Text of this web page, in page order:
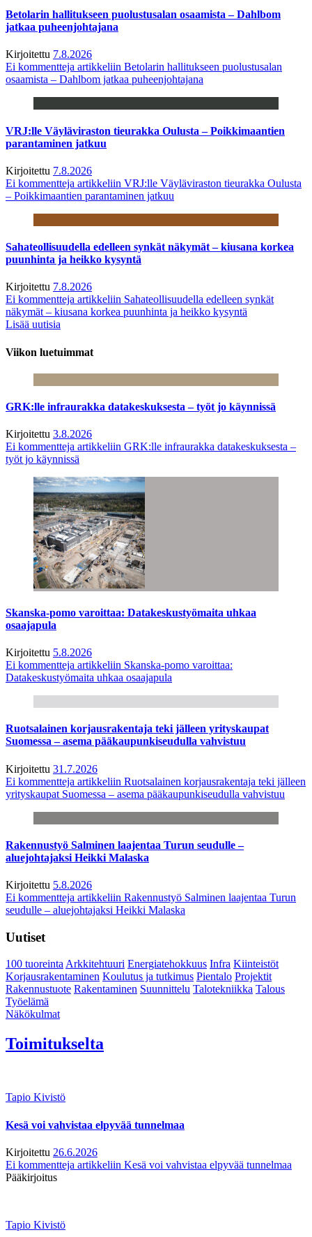
Betolarin hallitukseen puolustusalan osaamista – Dahlbom
jatkaa puheenjohtajana
Kirjoitettu 7.8.2026
Ei kommentteja artikkeliin Betolarin hallitukseen puolustusalan
osaamista – Dahlbom jatkaa puheenjohtajana
VRJ:lle Väyläviraston tieurakka Oulusta – Poikkimaantien
parantaminen jatkuu
Kirjoitettu 7.8.2026
Ei kommentteja artikkeliin VRJ:lle Väyläviraston tieurakka Oulusta
– Poikkimaantien parantaminen jatkuu
Sahateollisuudella edelleen synkät näkymät – kiusana korkea
puunhinta ja heikko kysyntä
Kirjoitettu 7.8.2026
Ei kommentteja artikkeliin Sahateollisuudella edelleen synkät
näkymät – kiusana korkea puunhinta ja heikko kysyntä
Lisää uutisia
Viikon luetuimmat
GRK:lle infraurakka datakeskuksesta – työt jo käynnissä
Kirjoitettu 3.8.2026
Ei kommentteja artikkeliin GRK:lle infraurakka datakeskuksesta –
työt jo käynnissä
Skanska-pomo varoittaa: Datakeskustyömaita uhkaa
osaajapula
Kirjoitettu 5.8.2026
Ei kommentteja artikkeliin Skanska-pomo varoittaa:
Datakeskustyömaita uhkaa osaajapula
Ruotsalainen korjausrakentaja teki jälleen yrityskaupat
Suomessa – asema pääkaupunkiseudulla vahvistuu
Kirjoitettu 31.7.2026
Ei kommentteja artikkeliin Ruotsalainen korjausrakentaja teki jälleen
yrityskaupat Suomessa – asema pääkaupunkiseudulla vahvistuu
Rakennustyö Salminen laajentaa Turun seudulle –
aluejohtajaksi Heikki Malaska
Kirjoitettu 5.8.2026
Ei kommentteja artikkeliin Rakennustyö Salminen laajentaa Turun
seudulle – aluejohtajaksi Heikki Malaska
Uutiset
100 tuoreintaArkkitehtuuri Energiatehokkuus Infra Kiinteistöt
Korjausrakentaminen Koulutus ja tutkimus Pientalo Projektit
Rakennustuote Rakentaminen Suunnittelu Talotekniikka Talous
Työelämä
Näkökulmat
Toimitukselta
Tapio Kivistö
Kesä voi vahvistaa elpyvää tunnelmaa
Kirjoitettu 26.6.2026
Ei kommentteja artikkeliin Kesä voi vahvistaa elpyvää tunnelmaa
Pääkirjoitus
Tapio Kivistö